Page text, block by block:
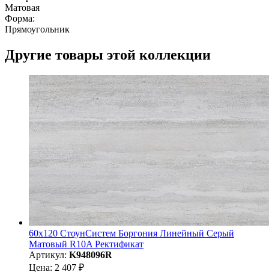
Матовая
Форма:
Прямоугольник
Другие товары этой коллекции
60x120 СтоунСистем Боргония Линейный Серый
Матовый R10A Ректификат
Артикул: K948096R
Цена: 2 407 ₽